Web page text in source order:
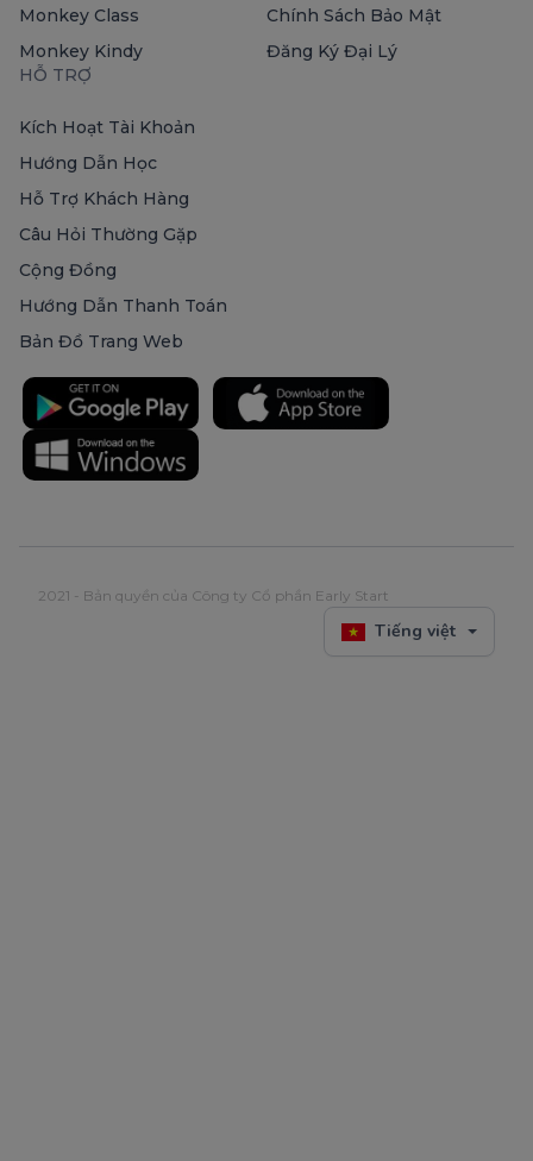
Monkey Class
Monkey Kindy
Chính Sách Bảo Mật
Đăng Ký Đại Lý
HỖ TRỢ
Kích Hoạt Tài Khoản
Hướng Dẫn Học
Hỗ Trợ Khách Hàng
Câu Hỏi Thường Gặp
Cộng Đồng
Hướng Dẫn Thanh Toán
Bản Đồ Trang Web
2021 - Bản quyền của Công ty Cổ phần Early Start
Tiếng việt